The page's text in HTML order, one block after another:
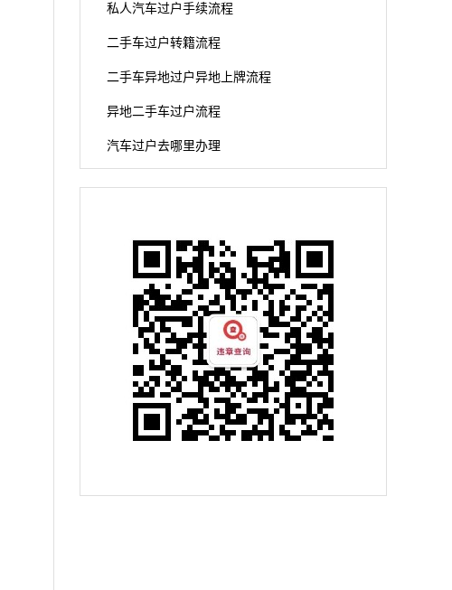
私人汽车过户手续流程
二手车过户转籍流程
二手车异地过户异地上牌流程
异地二手车过户流程
汽车过户去哪里办理